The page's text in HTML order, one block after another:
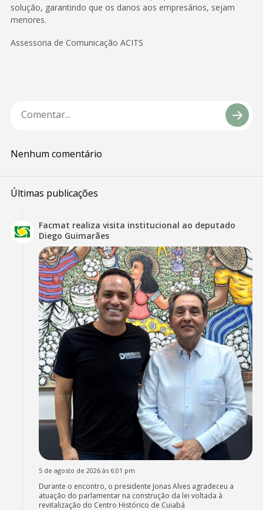
solução, garantindo que os danos aos empresários, sejam
menores.
Assessoria de Comunicação ACITS
Nenhum comentário
Últimas publicações
Facmat realiza visita institucional ao deputado
Diego Guimarães
5 de agosto de 2026 às 6:01 pm
Durante o encontro, o presidente Jonas Alves agradeceu a
atuação do parlamentar na construção da lei voltada à
revitalização do Centro Histórico de Cuiabá